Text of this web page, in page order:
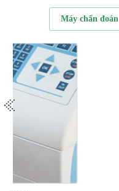
Máy chẩn đoán
Máy xét nghiệm